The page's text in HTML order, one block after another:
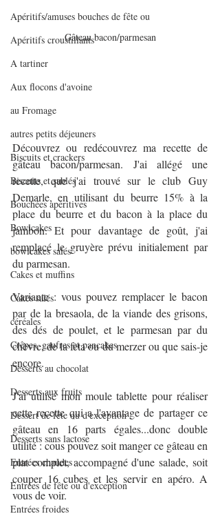
Apéritifs/amuses bouches de fête ou
Apéritifs croustillants
A tartiner
Aux flocons d'avoine
au Fromage
autres petits déjeuners
Biscuits et crackers
Biscuits et sablés
Bouchées apéritives
Bowlcakes
bowlcakes salés
Cakes et muffins
Cakes salés
céréales
Crêpes, gaufres et pancakes
Desserts au chocolat
Desserts aux fruits
Dessert de fête ou d'exception
Desserts sans lactose
Entrées chaudes
Entrées de fête ou d'exception
Entrées froides
Gâteau bacon/parmesan
Découvrez ou redécouvrez ma recette de
gâteau bacon/parmesan. J'ai allégé une
recette, que j'ai trouvé sur le club Guy
Demarle, en utilisant du beurre 15% à la
place du beurre et du bacon à la place du
jambon. Et pour davantage de goût, j'ai
remplacé le gruyère prévu initialement par
du parmesan.
Variante : vous pouvez remplacer le bacon
par de la bresaola, de la viande des grisons,
des dés de poulet, et le parmesan par du
chèvre, de la feta ou du merzer ou que sais-je
encore.
J'ai utilisé mon moule tablette pour réaliser
cette recette qui a l'avantage de partager ce
gâteau en 16 parts égales...donc double
utilité : cous pouvez soit manger ce gâteau en
plat complet, accompagné d'une salade, soit
couper 16 cubes et les servir en apéro. A
vous de voir.